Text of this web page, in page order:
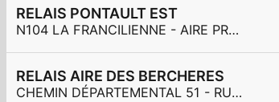
RELAIS PONTAULT EST
N104 LA FRANCILIENNE - AIRE PRE DE L'AULNES ET DE LA GDE MAR
RELAIS AIRE DES BERCHERES
CHEMIN DÉPARTEMENTAL 51 - RUE DES BERCHÈRES